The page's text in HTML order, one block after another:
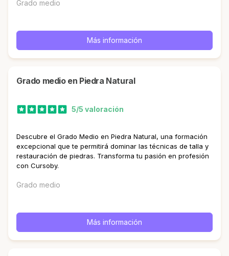
Grado medio
Más información
Grado medio en Piedra Natural
5/5 valoración
Descubre el Grado Medio en Piedra Natural, una formación
excepcional que te permitirá dominar las técnicas de talla y
restauración de piedras. Transforma tu pasión en profesión
con Cursoby.
Grado medio
Más información